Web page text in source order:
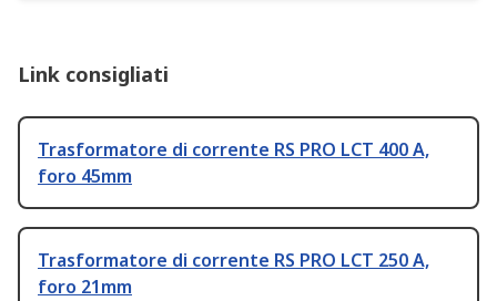
Link consigliati
Trasformatore di corrente RS PRO LCT 400 A,
foro 45mm
Trasformatore di corrente RS PRO LCT 250 A,
foro 21mm